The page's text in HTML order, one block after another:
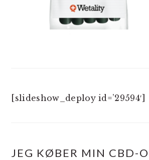
[slideshow_deploy id=’29594′]
JEG KØBER MIN CBD-